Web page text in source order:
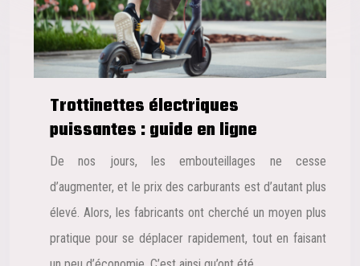
Trottinettes électriques
puissantes : guide en ligne
De nos jours, les embouteillages ne cesse
d’augmenter, et le prix des carburants est d’autant plus
élevé. Alors, les fabricants ont cherché un moyen plus
pratique pour se déplacer rapidement, tout en faisant